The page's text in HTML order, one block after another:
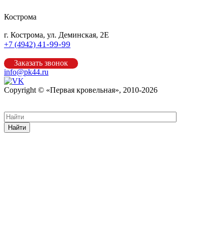
Кострома
г. Кострома, ул. Деминская, 2Е
+7 (4942) 41-99-99
Заказать звонок
info@pk44.ru
Copyright © «Первая кровельная», 2010-2026
Найти